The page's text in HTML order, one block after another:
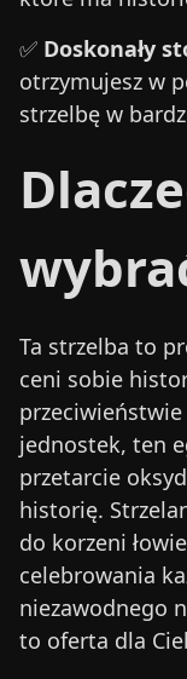
✅ Doskonały
otrzymujesz w
strzelbę w
Ta strzelba to
ceni sobie
jednostek, ten
przetarcie
historię.
do korzeni
celebrowania
niezawodnego
to oferta dla